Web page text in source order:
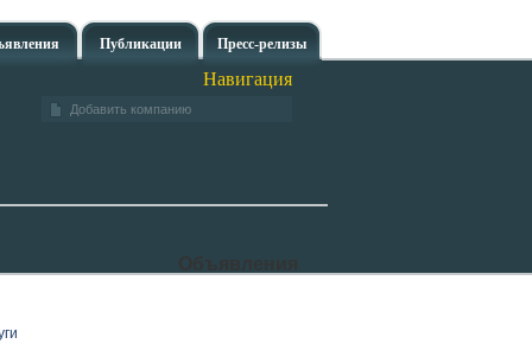
Публикации Пресс-релизы
Навигация
Добавить компанию